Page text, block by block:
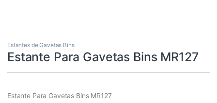
Estantes de Gavetas Bins
Estante Para Gavetas Bins MR127
Estante Para Gavetas Bins MR127